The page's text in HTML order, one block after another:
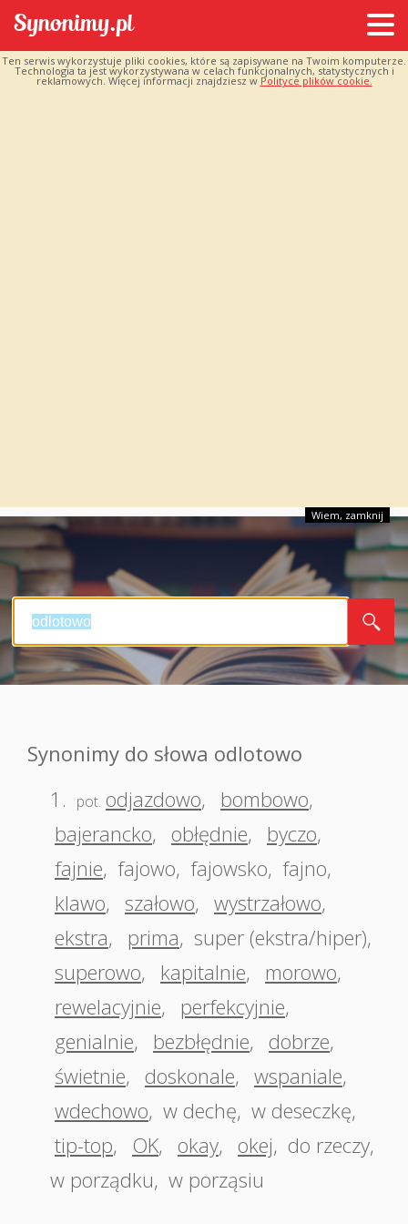
Ten serwis wykorzystuje pliki cookies, które są zapisywane na Twoim komputerze.
Technologia ta jest wykorzystywana w celach funkcjonalnych, statystycznych i
reklamowych. Więcej informacji znajdziesz w Polityce plików cookie.
Wiem, zamknij
Synonimy do słowa odlotowo
1.
pot. odjazdowo, bombowo,
bajerancko, obłędnie, byczo,
fajnie, fajowo, fajowsko, fajno,
klawo, szałowo, wystrzałowo,
ekstra, prima, super (ekstra/hiper),
superowo, kapitalnie, morowo,
rewelacyjnie, perfekcyjnie,
genialnie, bezbłędnie, dobrze,
świetnie, doskonale, wspaniale,
wdechowo, w dechę, w deseczkę,
tip-top, OK, okay, okej, do rzeczy,
w porządku, w porząsiu